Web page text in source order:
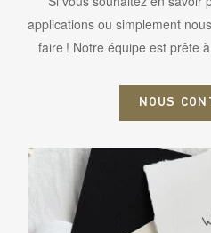
applications ou simplement
faire ! Notre équipe est prête
NOUS